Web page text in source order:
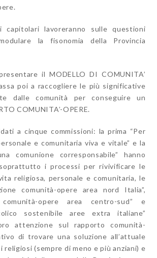
lavoreranno sulle questioni
la fisonomia della Provincia
il MODELLO DI COMUNITA’
poi a raccogliere le più significative
dalle comunità per conseguire un
COMUNITA’-OPERE.
a cinque commissioni: la prima “Per
e comunitaria viva e vitale” e la
comunione corresponsabile” hanno
i processi per rivivificare le
religiosa, personale e comunitaria, le
comunità-opere area nord Italia”,
comunità-opere area centro-sud” e
sostenibile aree extra italiane”
attenzione sul rapporto comunità-
di trovare una soluzione all’attuale
religiosi (sempre di meno e più anziani) e